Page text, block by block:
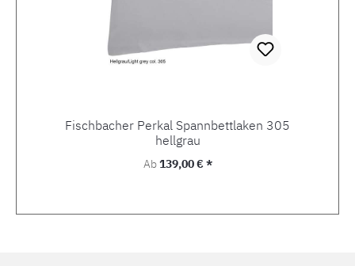
Fischbacher Perkal Spannbettlaken 305
hellgrau
Regulärer Preis:
Ab139,00 € *